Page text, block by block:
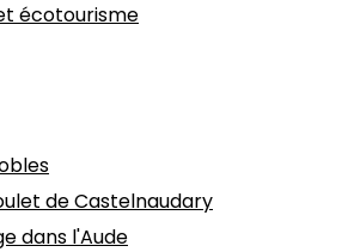
écotourisme
de Castelnaudary
dans l'Aude